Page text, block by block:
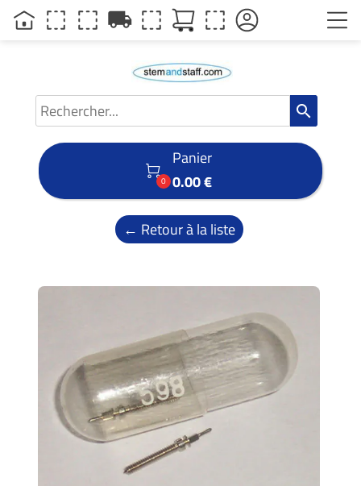
search

0
Panier
0.00 €
← Retour à la liste
local_shipping